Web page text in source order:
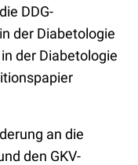
DDG-
der Diabetologie
in der Diabetologie
an die
den GKV-